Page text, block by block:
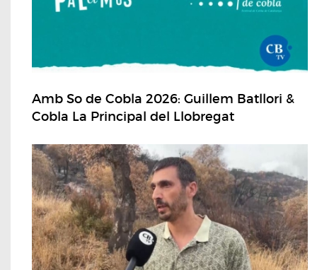
Amb So de Cobla 2026: Guillem Batllori &
Cobla La Principal del Llobregat